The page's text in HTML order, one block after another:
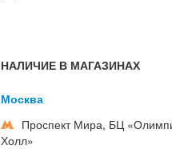
НАЛИЧИЕ В МАГАЗИНАХ
Москва
Проспект Мира, БЦ
Холл»